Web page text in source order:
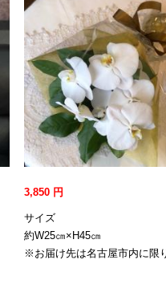
3,850 円
サイズ
約W25㎝×H45㎝
※お届け先は名古屋市内に限